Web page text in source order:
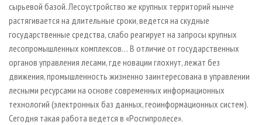
сырьевой базой. Лесоустройство же крупных территорий нынче
растягивается на длительные сроки, ведется на скудные
государственные средства, слабо реагирует на запросы крупных
лесопромышленных комплексов… В отличие от государственных
органов управления лесами, где новации глохнут, лежат без
движения, промышленность жизненно заинтересована в управлении
лесными ресурсами на основе современных информационных
технологий (электронных баз данных, геоинформационных систем).
Сегодня такая работа ведется в «Росгипролесе».